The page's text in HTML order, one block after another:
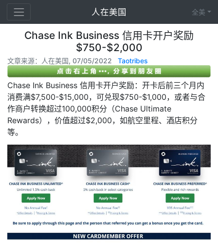
人在美国 全美
Chase Ink Business 信用卡开户奖励
$750-$2,000
文章来源：人在美国, 07/05/2022 Taotribes
Chase Ink Business 信用卡开户奖励：开卡后前三个月内
消费满$7,500-$15,000，可兑现$750-$1,000，或者与合
作商户转换超过100,000积分（Chase Ultimate
Rewards），价值超过$2,000，如航空里程、酒店积分
等。